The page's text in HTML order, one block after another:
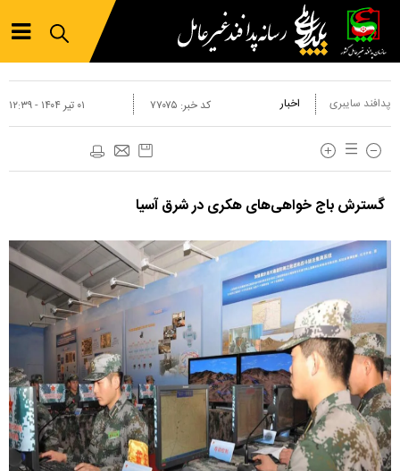
پدافند سایبری اخبار ۰۱ تير ۱۴۰۴ - ۱۲:۳۹ کد خبر: ۷۷۰۷۵
گسترش باج خواهی‌های هکری در شرق آسیا